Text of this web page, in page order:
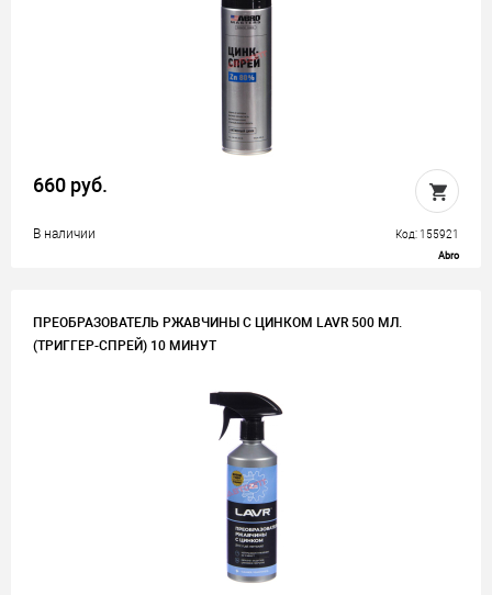
660 руб.
В наличии Код: 155921
Abro
ПРЕОБРАЗОВАТЕЛЬ РЖАВЧИНЫ С ЦИНКОМ LAVR 500 МЛ.
(ТРИГГЕР-СПРЕЙ) 10 МИНУТ